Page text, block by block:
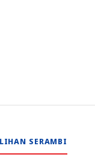
SERAMBI